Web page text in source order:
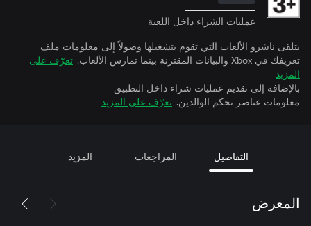
عمليات الشراء داخل اللعبة
يتلقى ناشرو الألعاب التي تقوم بتشغيلها وصولاً إلى معلومات ملف
تعريفك في Xbox والبيانات المقترنة بينما تمارس الألعاب.
تعرّف على
المزيد
بالإضافة إلى تقديم عمليات شراء داخل التطبيق
معلومات عناصر تحكم الوالدين. تعرّف على المزيد
التفاصيل المراجعات المزيد
المعرض